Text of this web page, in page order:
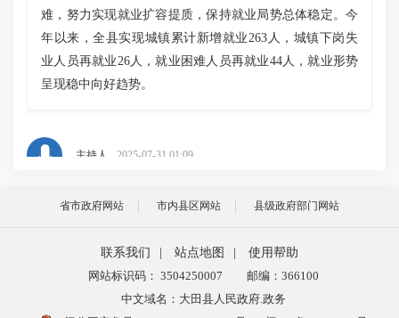
难，努力实现就业扩容提质，保持就业局势总体稳定。今
年以来，全县实现城镇累计新增就业263人，城镇下岗失
业人员再就业26人，就业困难人员再就业44人，就业形势
呈现稳中向好趋势。
主持人 2025-07-31 01:09
吴书记，大田县作为闽中人口大县，过去也曾是矿产
业问题，还要考虑富余劳动力对外输出及省外来田务工人
员就业问题。那么我们采取了哪些举措促进就业创业呢？
省市政府网站 市内县区网站 县级政府部门网站
联系我们 站点地图
使用帮助
网站标识码： 3504250007
邮编：366100
中文域名：大田县人民政府.政务